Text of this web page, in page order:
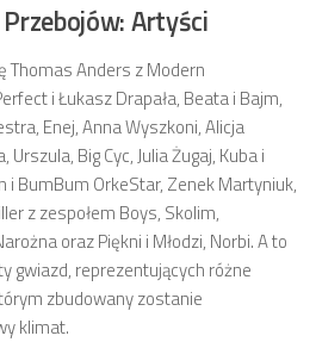
Artyści
Thomas Anders z Modern
i Łukasz Drapała, Beata i Bajm,
Enej, Anna Wyszkoni, Alicja
Big Cyc, Julia Żugaj, Kuba i
i BumBum OrkeStar, Zenek Martyniuk,
z zespołem Boys, Skolim,
oraz Piękni i Młodzi, Norbi. A to
gwiazd, reprezentujących różne
zbudowany zostanie
klimat.